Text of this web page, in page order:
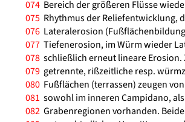
074 Bereich der größeren Flüsse
075 Rhythmus der Reliefentwicklung,
076 Lateralerosion
077 Tiefenerosion, im Würm wieder
078 schließlich erneut lineare
079 getrennte, rißzeitliche resp.
080 Fußflächen (terrassen) zeugen
081 sowohl im inneren Campidano,
082 Grabenregionen vorhanden.